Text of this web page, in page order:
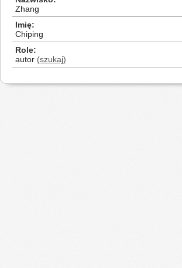
Zhang
Imię
Chiping
Role
autor (szukaj)